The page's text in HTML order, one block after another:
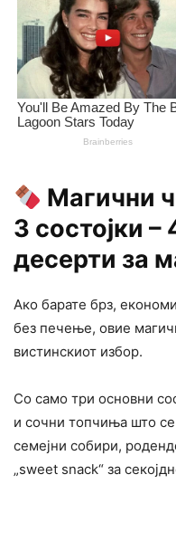
Магични
3 состојки
десерти за
Ако барате брз,
без печење, овие
вистинскиот избор.
Со само три основни
и сочни топчиња што се
семејни собири,
„sweet snack“ за